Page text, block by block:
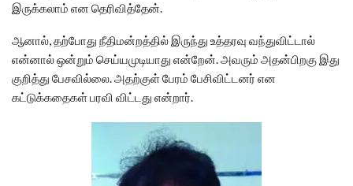
இருக்கலாம் என தெரிவித்தேன்.
ஆனால், தற்போது நீதிமன்றத்தில் இருந்து உத்தரவு வந்துவிட்டால்
என்னால் ஒன்றும் செய்யமுடியாது என்றேன். அவரும் அதன்பிறகு இது
குறித்து பேசவில்லை. அதற்குள் பேரம் பேசிவிட்டனர் என
கட்டுக்கதைகள் பரவி விட்டது என்றார்.